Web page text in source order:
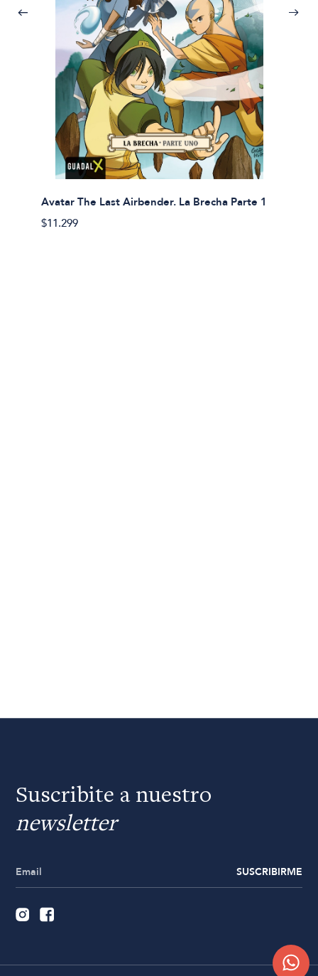
Avatar The Last Airbender. La Brecha Parte 1
$11.299
Suscribite a nuestro
newsletter
SUSCRIBIRME